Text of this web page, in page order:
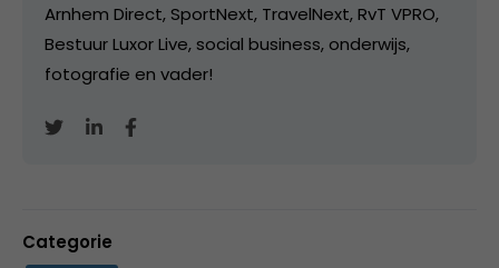
Arnhem Direct, SportNext, TravelNext, RvT VPRO,
Bestuur Luxor Live, social business, onderwijs,
fotografie en vader!
Categorie